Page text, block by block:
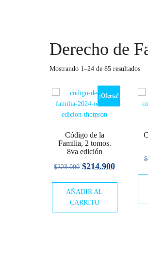
Derecho de
Mostrando 1–24 de 85 resultados
¡Oferta!
Código de la
Familia, 2 tomos.
8va edición
$223.000 El
original
era:
$214.900El
AÑADIR AL
CARRITO
$